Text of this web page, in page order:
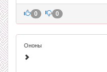
0 0
Ононы